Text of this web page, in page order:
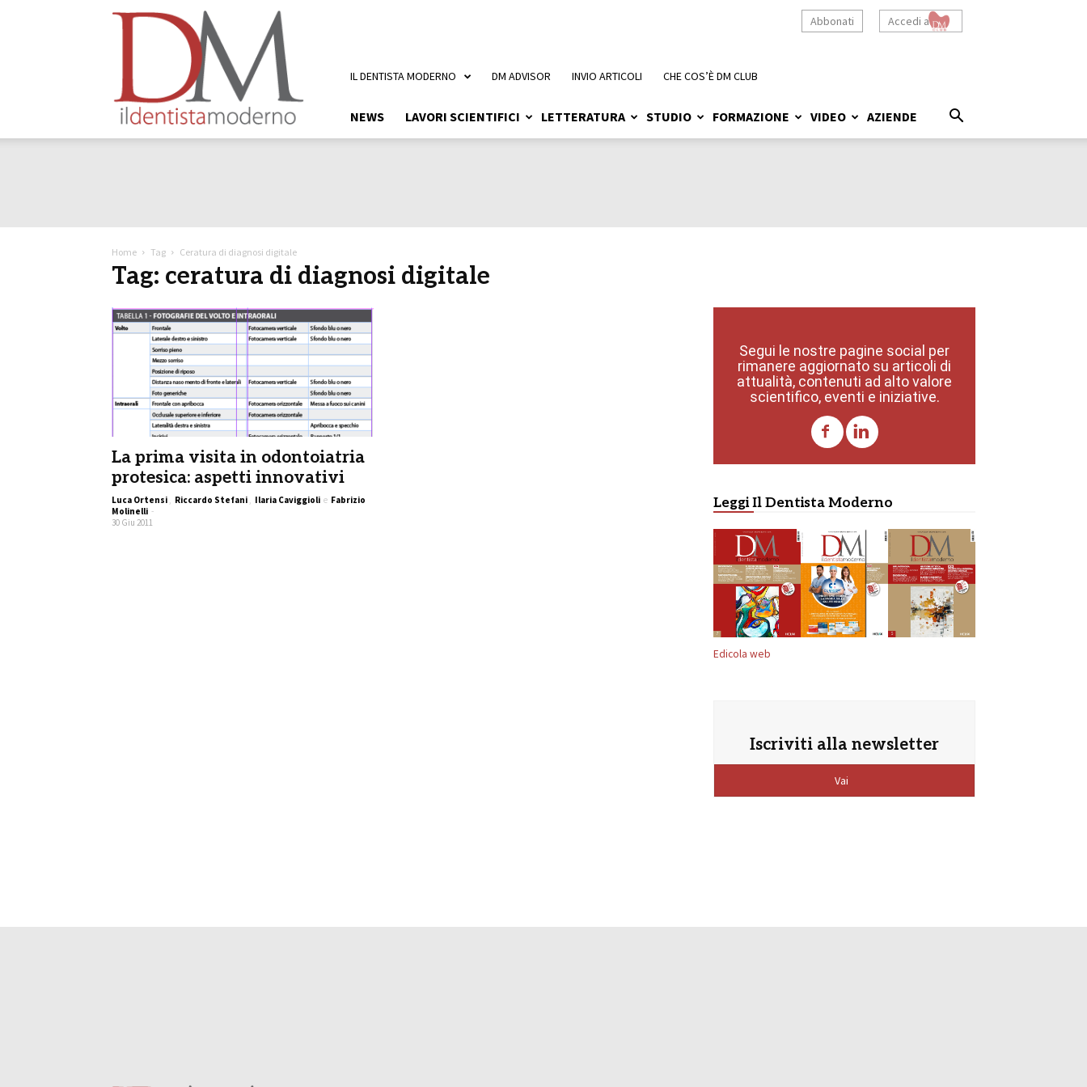
Accedi a
Abbonati
NEWS LAVORI SCIENTIFICI LETTERATURA STUDIO FORMAZIONE VIDEO AZIENDE
IL DENTISTA MODERNO DM ADVISOR INVIO ARTICOLI CHE COS’È DM CLUB
Home Tag Ceratura di diagnosi digitale
Tag: ceratura di diagnosi digitale
La prima visita in odontoiatria
protesica: aspetti innovativi
Luca Ortensi , Riccardo Stefani , Ilaria Caviggioli e Fabrizio
Molinelli -
30 Giu 2011
Segui le nostre pagine social per
rimanere aggiornato su articoli di
attualità, contenuti ad alto valore
scientifico, eventi e iniziative.
Leggi Il Dentista Moderno
Edicola web
Iscriviti alla newsletter
Vai